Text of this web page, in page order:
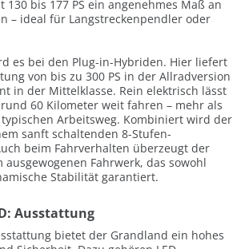
bis 177 PS ein angenehmes Maß an
– ideal für Langstreckenpendler oder
es bei den Plug-in-Hybriden. Hier liefert
von bis zu 300 PS in der Allradversion
in der Mittelklasse. Rein elektrisch lässt
60 Kilometer weit fahren – mehr als
Arbeitsweg. Kombiniert wird der
sanft schaltenden 8-Stufen-
beim Fahrverhalten überzeugt der
Fahrwerk, das sowohl
Stabilität garantiert.
Ausstattung
bietet der Grandland ein hohes